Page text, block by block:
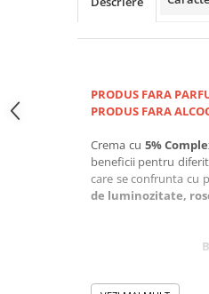
PRODUS FARA
PRODUS FARA
Crema cu 5%
beneficii pentru
care se confrunta cu
de luminozitate,